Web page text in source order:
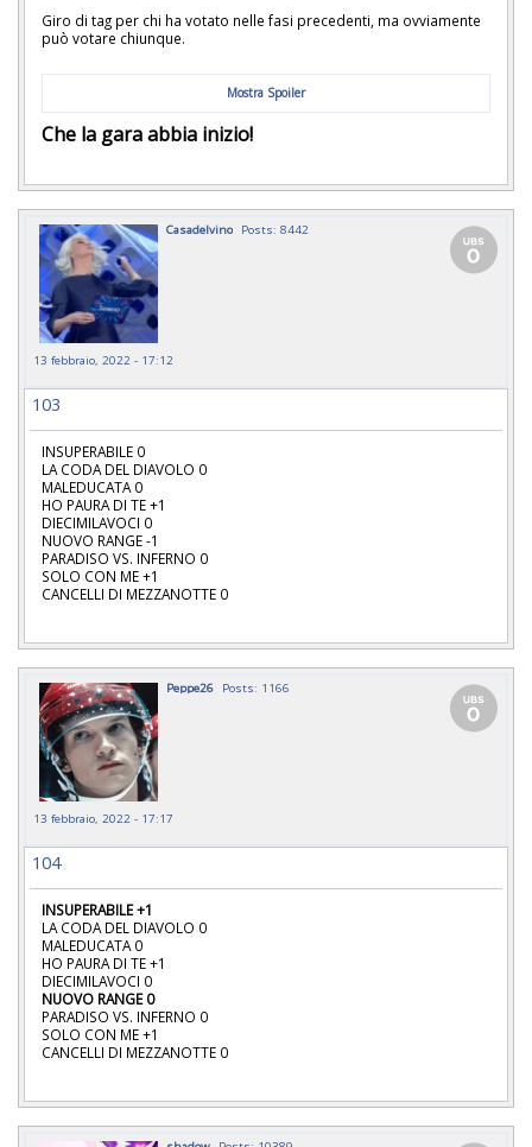
Giro di tag per chi ha votato nelle fasi precedenti, ma ovviamente
può votare chiunque.
Mostra Spoiler
Che la gara abbia inizio!
Casadelvino Posts: 8442
13 febbraio, 2022 - 17:12
103
INSUPERABILE 0
LA CODA DEL DIAVOLO 0
MALEDUCATA 0
HO PAURA DI TE +1
DIECIMILAVOCI 0
NUOVO RANGE -1
PARADISO VS. INFERNO 0
SOLO CON ME +1
CANCELLI DI MEZZANOTTE 0
Peppe26 Posts: 1166
13 febbraio, 2022 - 17:17
104
INSUPERABILE +1
LA CODA DEL DIAVOLO 0
MALEDUCATA 0
HO PAURA DI TE +1
DIECIMILAVOCI 0
NUOVO RANGE 0
PARADISO VS. INFERNO 0
SOLO CON ME +1
CANCELLI DI MEZZANOTTE 0